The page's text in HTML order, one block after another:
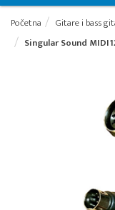
Početna Gitare i bass
Singular Sound